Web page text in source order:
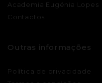
Academia Eugénia Lopes
Contactos
Outras informações
Política de privacidade